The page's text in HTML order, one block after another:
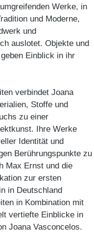
Werke, in
und Moderne,
und
auslotet. Objekte und
Einblick in ihr
verbindet Joana
Stoffe und
zu einer
Ihre Werke
Identität und
Berührungspunkte zu
Max Ernst und die
zur ersten
in Deutschland
in Kombination mit
vertiefte Einblicke in
Joana Vasconcelos.